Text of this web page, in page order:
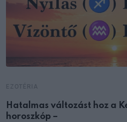
Hatalmas változást hoz a
horoszkóp –